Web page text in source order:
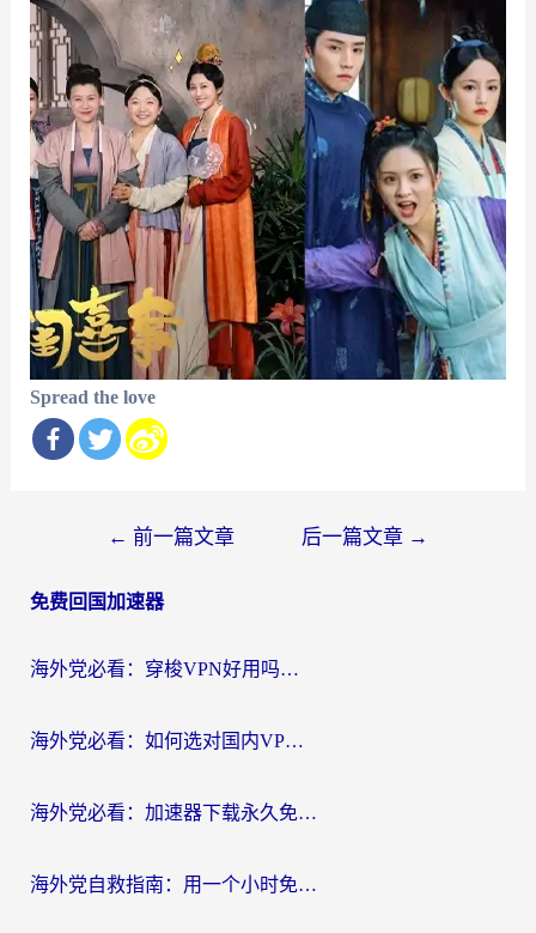
Spread the love
导
← 前一篇文章 后一篇文章 →
免费回国加速器
海外党必看：穿梭VPN好用吗？和云帆VPN对比哪个回国效果更好？附真实测评+避坑指南
海外党必看：如何选对国内VPN，实现无缝访问国内资源？
海外党必看：加速器下载永久免费版真的存在吗？教你无缝访问国内资源的正确姿势
海外党自救指南：用一个小时免费加速器，轻松打破国内资源访问壁垒？